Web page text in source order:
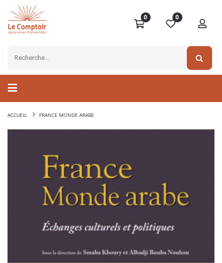
0 0
ACCUEIL FRANCE MONDE ARABE